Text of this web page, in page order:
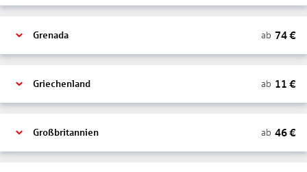
Grenada ab 74€
Griechenland ab 11 €
Großbritannien ab 46€